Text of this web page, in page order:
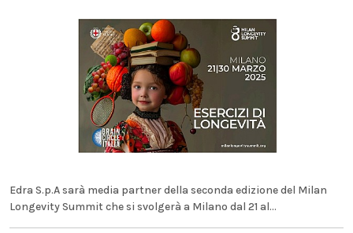
Edra S.p.A sarà media partner della seconda edizione del Milan
Longevity Summit che si svolgerà a Milano dal 21 al...